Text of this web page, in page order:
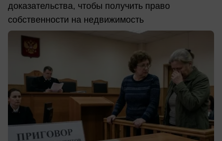
доказательства, чтобы получить право
собственности на недвижимость